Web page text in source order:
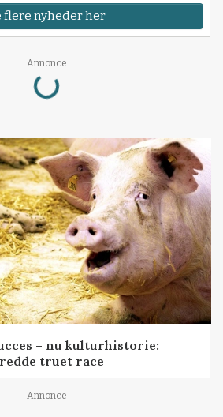
flere nyheder her
Annonce
Loading...
– nu kulturhistorie:
truet race
Annonce